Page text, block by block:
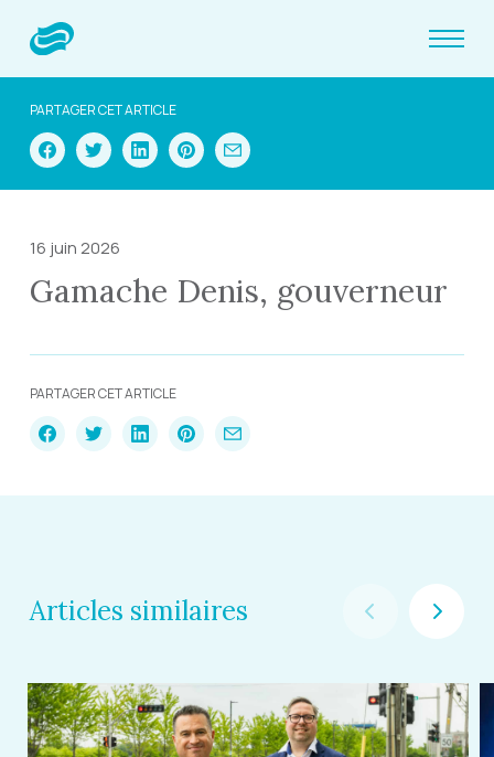
PARTAGER CET ARTICLE
16 juin 2026
Gamache Denis, gouverneur
PARTAGER CET ARTICLE
Articles similaires